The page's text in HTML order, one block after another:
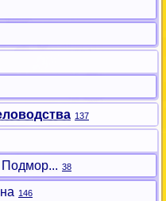
137
Подмор... 38
146